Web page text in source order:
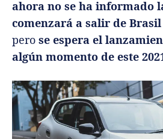
ahora no se ha informado
comenzará a salir de
pero se espera el
algún momento de este